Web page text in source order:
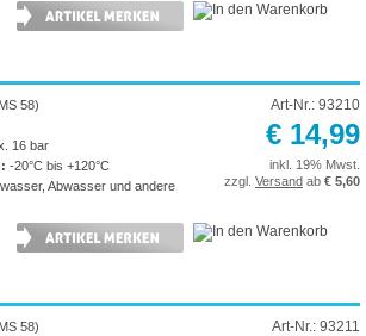
58)
16 bar
-20°C bis +120°C
Abwasser und andere
Art-Nr.: 93210
€ 14,99
inkl. 19% Mwst.
zzgl. Versand ab € 5,60
58)
Art-Nr.: 93211